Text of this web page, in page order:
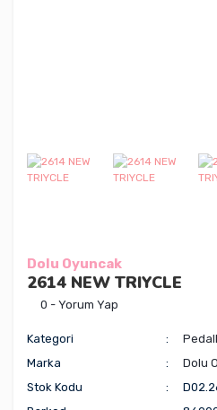
Dolu Oyuncak
2614 NEW TRIYCLE
0 - Yorum Yap
Kategori
Marka
Dolu
Stok Kodu